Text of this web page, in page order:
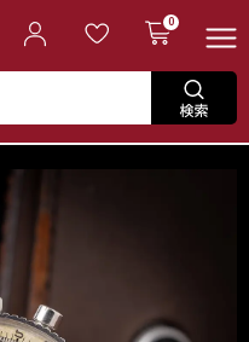
0